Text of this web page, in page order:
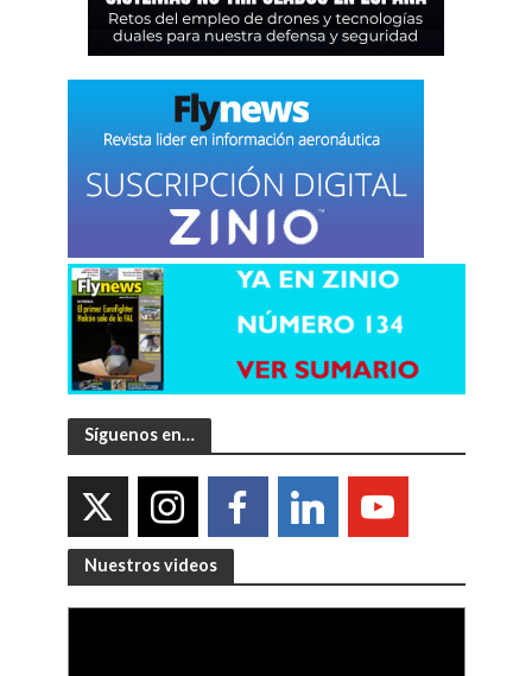
Síguenos en…
Nuestros videos